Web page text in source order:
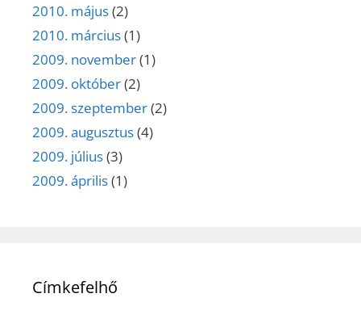
2010. május(2)
2010. március(1)
2009. november(1)
2009. október(2)
2009. szeptember(2)
2009. augusztus(4)
2009. július(3)
2009. április(1)
Címkefelhő